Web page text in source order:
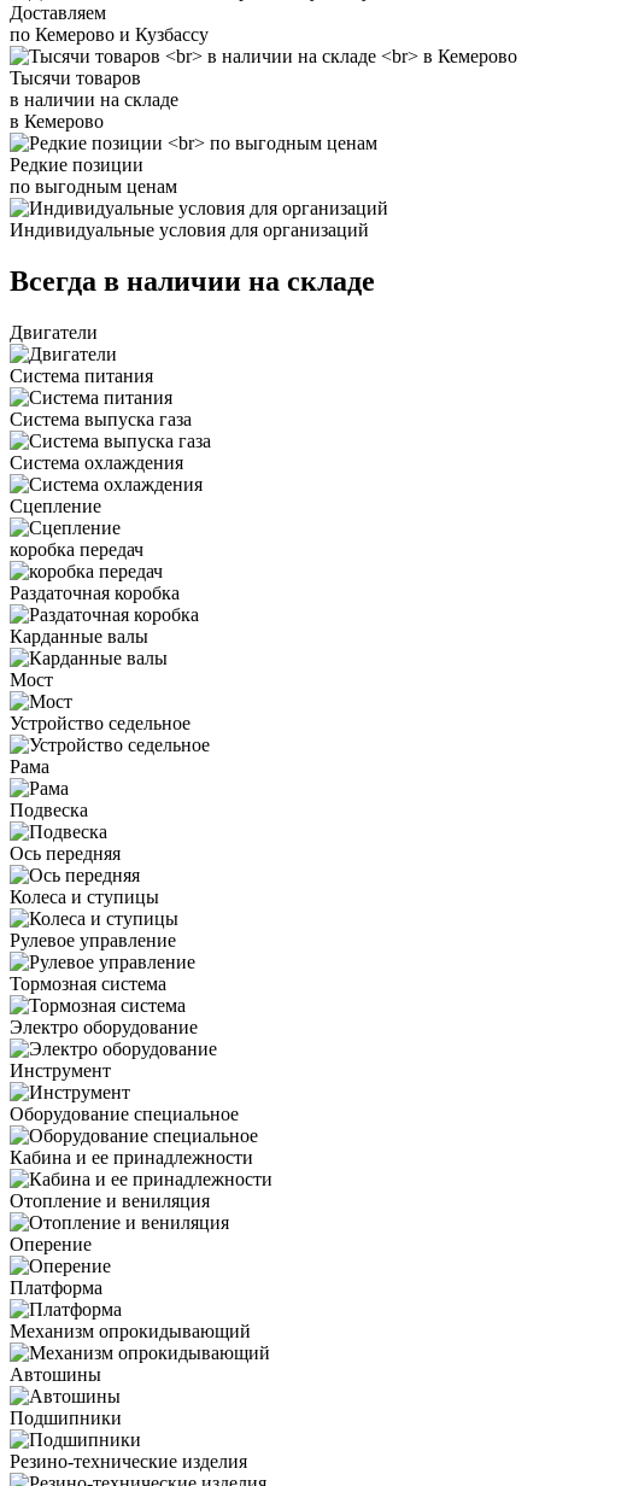
Доставляем
по Кемерово и Кузбассу
Тысячи товаров
в наличии на складе
в Кемерово
Редкие позиции
по выгодным ценам
Индивидуальные условия для организаций
Всегда в наличии на складе
Двигатели
Система питания
Система выпуска газа
Система охлаждения
Сцепление
коробка передач
Раздаточная коробка
Карданные валы
Мост
Устройство седельное
Рама
Подвеска
Ось передняя
Колеса и ступицы
Рулевое управление
Тормозная система
Электро оборудование
Инструмент
Оборудование специальное
Кабина и ее принадлежности
Отопление и вениляция
Оперение
Платформа
Механизм опрокидывающий
Автошины
Подшипники
Резино-технические изделия